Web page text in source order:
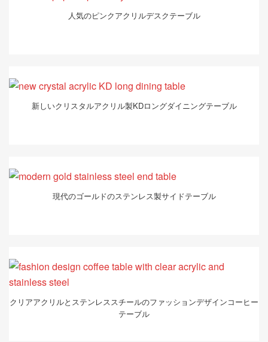
人気のピンクアクリルデスクテーブル
新しいクリスタルアクリル製KDロングダイニングテーブル
現代のゴールドのステンレス製サイドテーブル
クリアアクリルとステンレススチールのファッションデザインコーヒー
テーブル